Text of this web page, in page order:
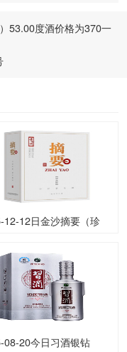
53.00度酒价格为370一
12-12日金沙摘要（珍
下跌 10元
08-20今日习酒银钻